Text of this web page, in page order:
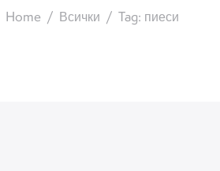
Home Всички Tag: пиеси